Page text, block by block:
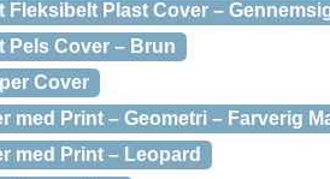
Fleksibelt Plast Cover –
Pels Cover – Brun
Cover
med Print – Geometri – Farverig
med Print – Leopard